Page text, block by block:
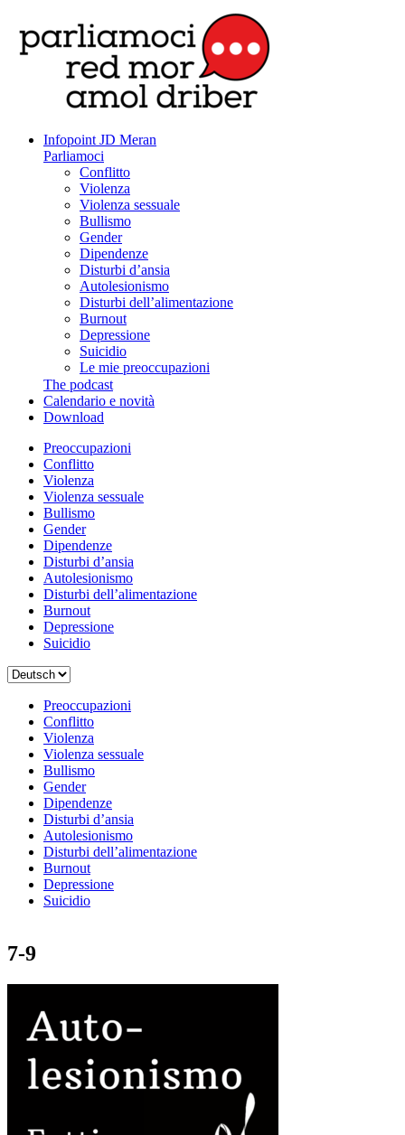
Infopoint JD Meran
Parliamoci
Conflitto
Violenza
Violenza sessuale
Bullismo
Gender
Dipendenze
Disturbi d’ansia
Autolesionismo
Disturbi dell’alimentazione
Burnout
Depressione
Suicidio
Le mie preoccupazioni
The podcast
Calendario e novità
Download
Preoccupazioni
Conflitto
Violenza
Violenza sessuale
Bullismo
Gender
Dipendenze
Disturbi d’ansia
Autolesionismo
Disturbi dell’alimentazione
Burnout
Depressione
Suicidio
Scegli
lingua
Preoccupazioni
Conflitto
Violenza
Violenza sessuale
Bullismo
Gender
Dipendenze
Disturbi d’ansia
Autolesionismo
Disturbi dell’alimentazione
Burnout
Depressione
Suicidio
7-9